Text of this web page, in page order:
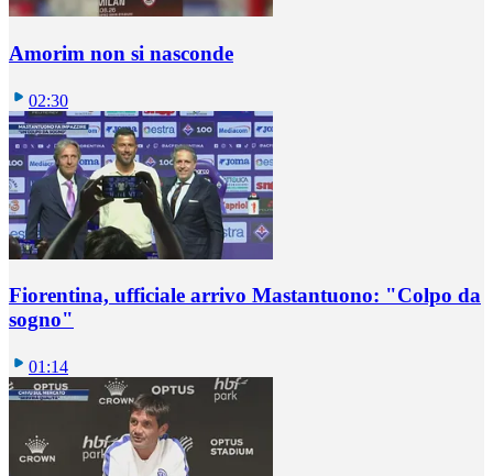
Amorim non si nasconde
02:30
Fiorentina, ufficiale arrivo Mastantuono: "Colpo da
sogno"
01:14